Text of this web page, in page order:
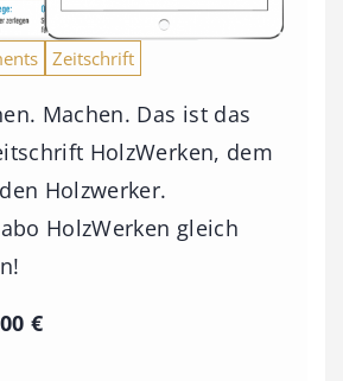
Zeitschrift
Machen. Das ist das
HolzWerken, dem
Holzwerker.
HolzWerken gleich
€P